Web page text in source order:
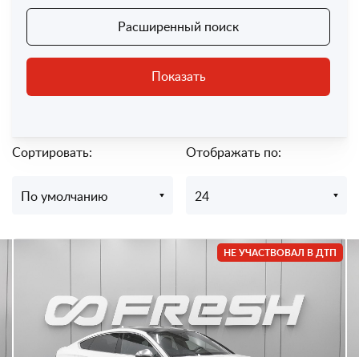
Расширенный поиск
Показать
Сортировать:
По умолчанию
Отображать по:
24
НЕ УЧАСТВОВАЛ В ДТП